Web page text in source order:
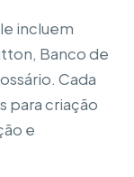
incluem
Banco de
Cada
para criação
e